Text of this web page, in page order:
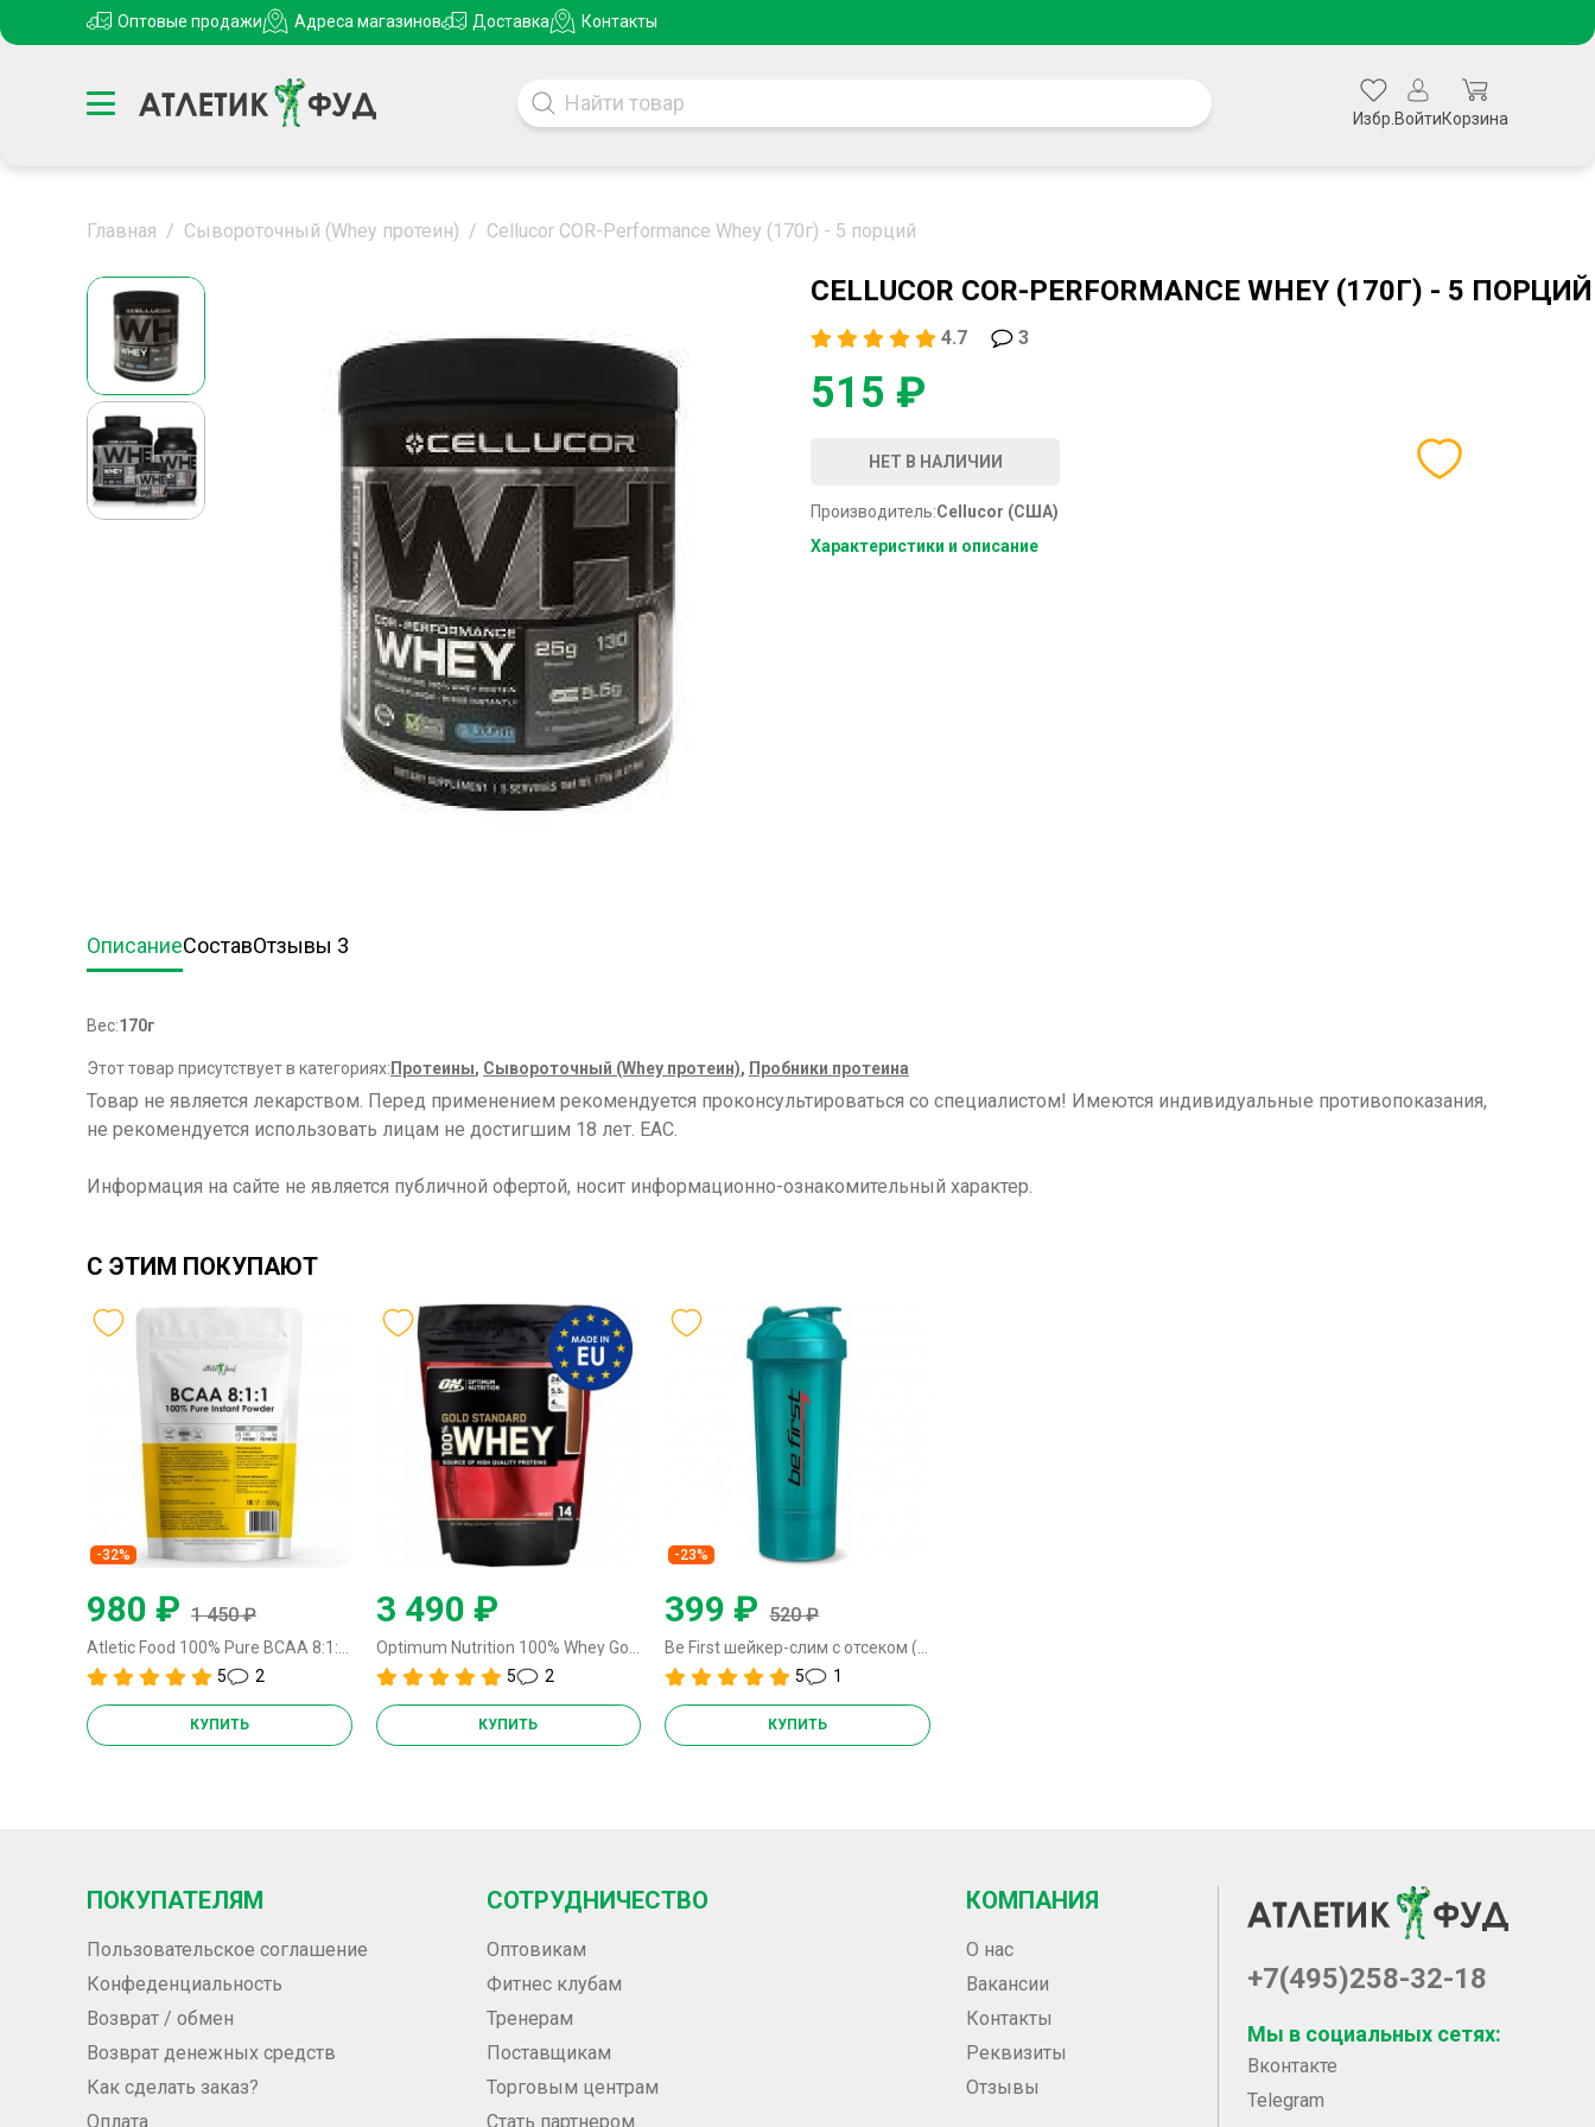
Оптовые продажи Адреса магазинов Доставка Контакты
Избр. ВойтиКорзина
Главная / Сывороточный (Whey протеин) / Cellucor COR-Performance Whey (170г) - 5 порций
CELLUCOR COR-PERFORMANCE WHEY (170Г) - 5 ПОРЦИЙ
4.7 3
515 ₽
НЕТ В НАЛИЧИИ
Производитель:Cellucor (США)
Характеристики и описание
Описание
Вес:170г
Этот товар присутствует в категориях: Протеины, Сывороточный (Whey протеин), Пробники протеина
Товар не является лекарством. Перед применением рекомендуется проконсультироваться со специалистом! Имеются индивидуальные противопоказания,
не рекомендуется использовать лицам не достигшим 18 лет. ЕАС.
Информация на сайте не является публичной офертой, носит информационно-ознакомительный характер.
СоставОтзывы 3
С ЭТИМ ПОКУПАЮТ
-32%
980 ₽ 1 450 ₽
5
2
КУПИТЬ
3 490 ₽
5
2
КУПИТЬ
-23%
399 ₽ 520 ₽
5
1
КУПИТЬ
ПОКУПАТЕЛЯМ
Пользовательское соглашение
Конфеденциальность
Возврат / обмен
Возврат денежных средств
Как сделать заказ?
Оплата
СОТРУДНИЧЕСТВО
Оптовикам
Фитнес клубам
Тренерам
Поставщикам
Торговым центрам
Стать партнером
КОМПАНИЯ
О нас
Вакансии
Контакты
Реквизиты
Отзывы
+7(495)258-32-18
Мы в социальных сетях:
Вконтакте
Telegram